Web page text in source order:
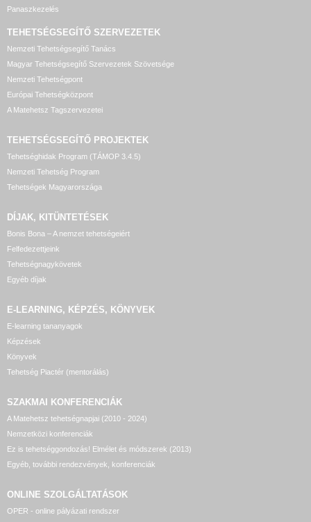
Panaszkezelés
TEHETSÉGSEGÍTŐ SZERVEZETEK
Nemzeti Tehetségsegítő Tanács
Magyar Tehetségsegítő Szervezetek Szövetsége
Nemzeti Tehetségpont
Európai Tehetségközpont
A Matehetsz Tagszervezetei
TEHETSÉGSEGÍTŐ PROJEKTEK
Tehetséghidak Program (TÁMOP 3.4.5)
Nemzeti Tehetség Program
Tehetségek Magyarországa
DÍJAK, KITÜNTETÉSEK
Bonis Bona – A nemzet tehetségeiért
Felfedezettjeink
Tehetségnagykövetek
Egyéb díjak
E-LEARNING, KÉPZÉS, KÖNYVEK
E-learning tananyagok
Képzések
Könyvek
Tehetség Piactér (mentorálás)
SZAKMAI KONFERENCIÁK
A Matehetsz tehetségnapjai (2010 - 2024)
Nemzetközi konferenciák
Ez is tehetséggondozás! Elmélet és módszerek (2013)
Egyéb, további rendezvények, konferenciák
ONLINE SZOLGÁLTATÁSOK
OPER - online pályázati rendszer